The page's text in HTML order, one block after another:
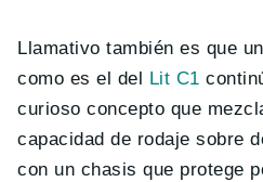
Llamativo también es que
como es el del
Lit C1
curioso concepto que
capacidad de rodaje sobre
con un chasis que protege